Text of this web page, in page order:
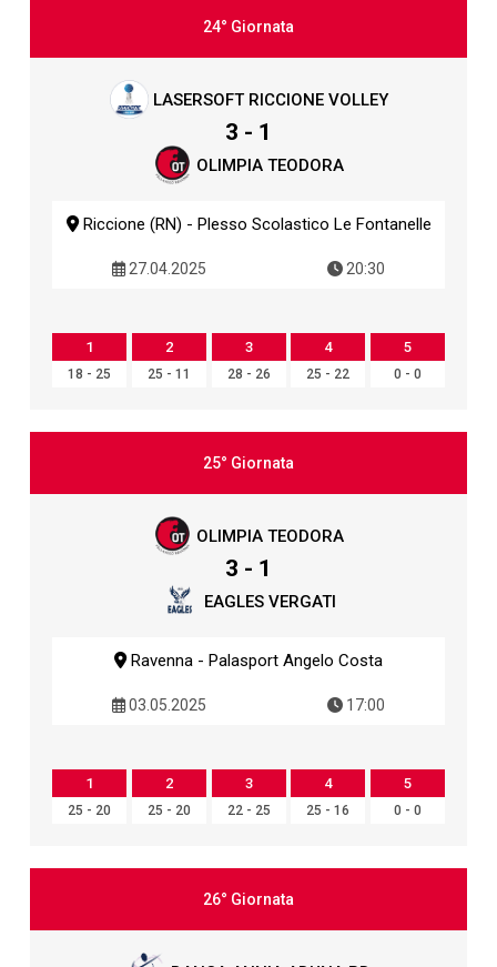
24° Giornata
LASERSOFT RICCIONE VOLLEY
3 - 1
OLIMPIA TEODORA
Riccione (RN) - Plesso Scolastico Le Fontanelle
27.04.2025 20:30
1
18 - 25
2
25 - 11
3
28 - 26
4
25 - 22
5
0 - 0
25° Giornata
OLIMPIA TEODORA
3 - 1
EAGLES VERGATI
Ravenna - Palasport Angelo Costa
03.05.2025 17:00
1
25 - 20
2
25 - 20
3
22 - 25
4
25 - 16
5
0 - 0
26° Giornata